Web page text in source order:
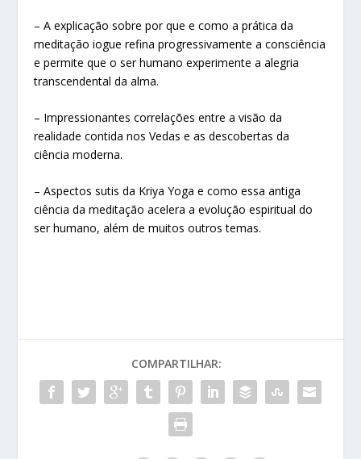
– A explicação sobre por que e como a prática da
meditação iogue refina progressivamente a consciência
e permite que o ser humano experimente a alegria
transcendental da alma.
– Impressionantes correlações entre a visão da
realidade contida nos Vedas e as descobertas da
ciência moderna.
– Aspectos sutis da Kriya Yoga e como essa antiga
ciência da meditação acelera a evolução espiritual do
ser humano, além de muitos outros temas.
COMPARTILHAR: